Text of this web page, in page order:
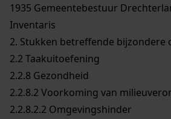
1935 Gemeentebestuur
Inventaris
2. Stukken betreffende bijzondere
2.2 Taakuitoefening
2.2.8 Gezondheid
2.2.8.2 Voorkoming van
2.2.8.2.2 Omgevingshinder